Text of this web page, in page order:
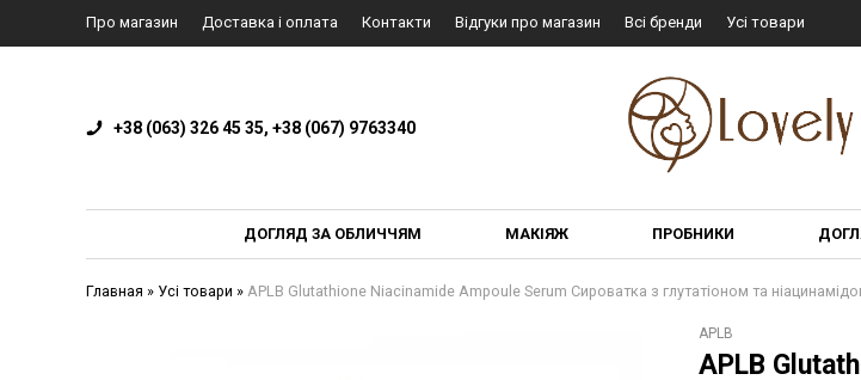
Про магазин Доставка і оплата Контакти Відгуки про магазин Всі бренди Усі товари
+38 (063) 326 45 35, +38 (067) 9763340
ДОГЛЯД ЗА ОБЛИЧЧЯМ МАКІЯЖ ПРОБНИКИ
Главная » Усі товари » APLB Glutathione Niacinamide Ampoule Serum Сироватка з глутатіоном та
APLB
APLB